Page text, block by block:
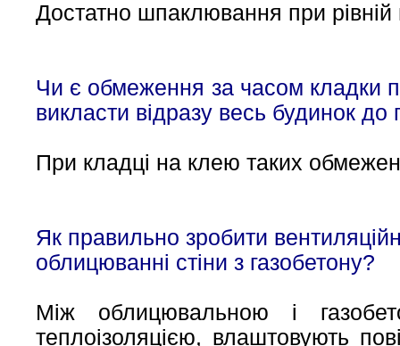
Достатно шпаклювання при рівній
Чи є обмеження за часом кладки
викласти відразу весь будинок до
При кладці на клею таких
Як правильно зробити
облицюванні стіни з газобетону?
Між облицювальною і
теплоізоляцією, влаштовують